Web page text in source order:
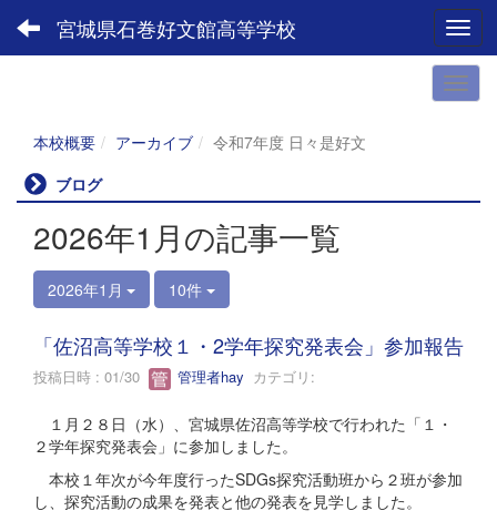
宮城県石巻好文館高等学校
本校概要 アーカイブ
令和7年度 日々是好文
ブログ
2026年1月の記事一覧
2026年1月 10件
「佐沼高等学校１・2学年探究発表会」参加報告
投稿日時 : 01/30 管理者hay カテゴリ:
１月２８日（水）、宮城県佐沼高等学校で行われた「１・
２学年探究発表会」に参加しました。
本校１年次が今年度行ったSDGs探究活動班から２班が参加
し、探究活動の成果を発表と他の発表を見学しました。